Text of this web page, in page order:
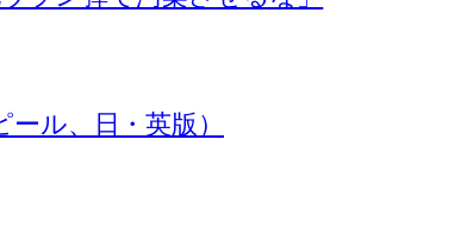
ール、日・英版）